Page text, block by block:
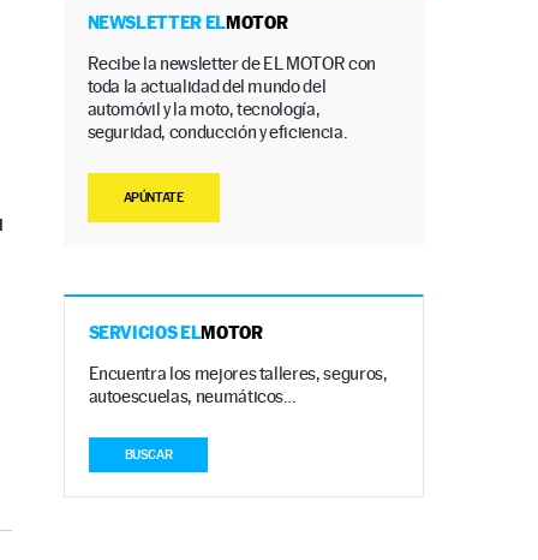
NEWSLETTER ELMOTOR
Recibe la newsletter de EL MOTOR con
toda la actualidad del mundo del
automóvil y la moto, tecnología,
seguridad, conducción y eficiencia.
APÚNTATE
SERVICIOS ELMOTOR
Encuentra los mejores talleres, seguros,
autoescuelas, neumáticos…
BUSCAR